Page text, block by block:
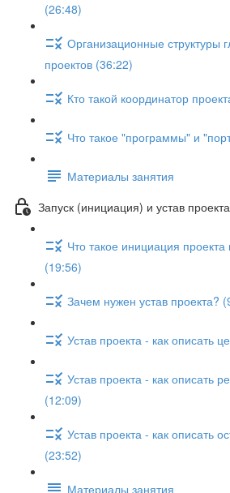
(26:48)
Организационные структуры
проектов (36:22)
Кто такой координатор
Что такое "программы" и
Материалы занятия
Запуск (инициация) и устав проекта
Что такое инициация проекта
(19:56)
Зачем нужен устав проекта?
Устав проекта - как описать
Устав проекта - как описать
(12:09)
Устав проекта - как описать
(23:52)
Материалы занятия